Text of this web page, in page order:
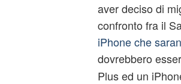
aver deciso di
confronto fra il
iPhone che
dovrebbero
Plus ed un